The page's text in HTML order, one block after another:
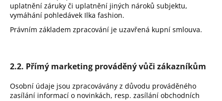
uplatnění záruky či uplatnění jiných nároků subjektu,
vymáhání pohledávek Ilka fashion.
Právním základem zpracování je uzavřená kupní smlouva.
2.2. Přímý marketing prováděný vůči zákazníkům
Osobní údaje jsou zpracovávány z důvodu prováděného
zasílání informací o novinkách, resp. zasílání obchodních
o
r
u
j
m